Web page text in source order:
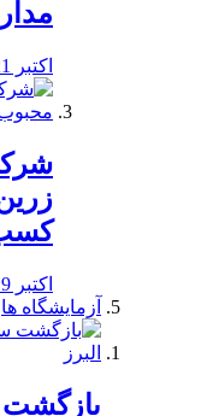
اکتبر 21, 2019
اکتبر 19, 2019
آزمایشگاه ها
بازگشت